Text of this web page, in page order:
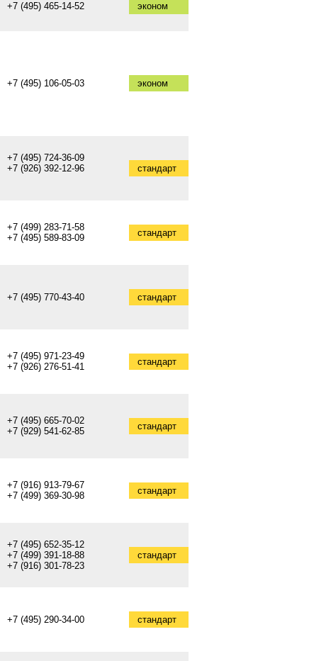
+7 (495) 465-14-52 эконом
+7 (495) 106-05-03 эконом
+7 (495) 724-36-09
+7 (926) 392-12-96
стандарт
+7 (499) 283-71-58
+7 (495) 589-83-09
стандарт
+7 (495) 770-43-40 стандарт
+7 (495) 971-23-49
+7 (926) 276-51-41
стандарт
+7 (495) 665-70-02
+7 (929) 541-62-85
стандарт
+7 (916) 913-79-67
+7 (499) 369-30-98
стандарт
+7 (495) 652-35-12
+7 (499) 391-18-88
+7 (916) 301-78-23
стандарт
+7 (495) 290-34-00 стандарт